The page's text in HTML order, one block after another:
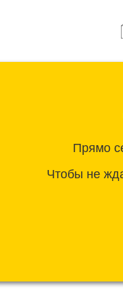
формы
Прямо
Чтобы не